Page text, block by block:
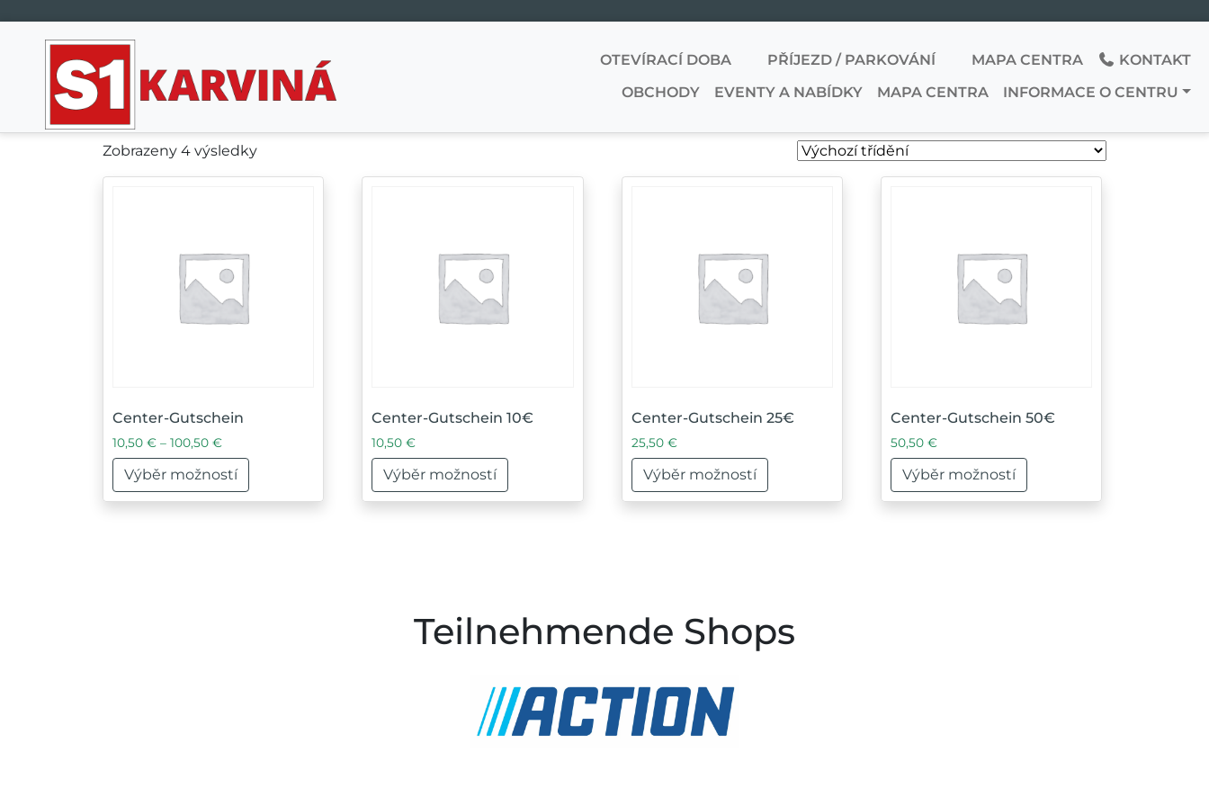
Hlavní navigace
OTEVÍRACÍ DOBA PŘÍJEZD / PARKOVÁNÍ MAPA CENTRA
KONTAKT
OBCHODY
EVENTY A NABÍDKY MAPA CENTRA INFORMACE O CENTRU
Zobrazeny 4 výsledky
Center-Gutschein
10,50 € – 100,50 €Rozpětí cen: 10,50 € až 100,50 €
Výběr možností
Tento produkt má více variant. Možnosti lze vybrat na stránce produktu
Center-Gutschein 10€
10,50€
Výběr možností
Tento produkt má více variant. Možnosti lze vybrat na stránce produktu
Center-Gutschein 25€
25,50 €
Výběr možností
Tento produkt má více variant. Možnosti lze vybrat na stránce produktu
Center-Gutschein 50€
50,50€
Výběr možností
Tento produkt má více variant. Možnosti
Teilnehmende Shops